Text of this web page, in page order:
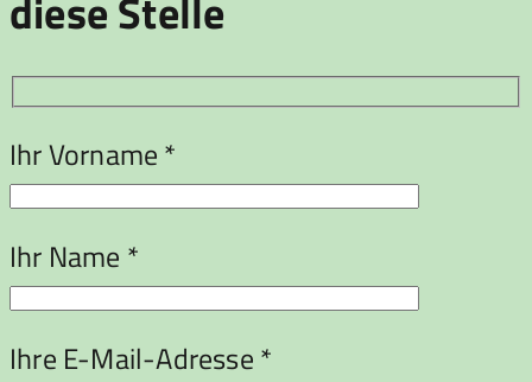
Ihr Vorname *
Ihr Name *
Ihre E-Mail-Adresse *